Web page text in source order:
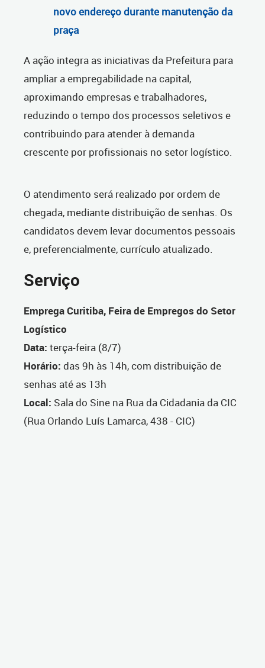
novo endereço durante manutenção da
praça
A ação integra as iniciativas da Prefeitura para
ampliar a empregabilidade na capital,
aproximando empresas e trabalhadores,
reduzindo o tempo dos processos seletivos e
contribuindo para atender à demanda
crescente por profissionais no setor logístico.
O atendimento será realizado por ordem de
chegada, mediante distribuição de senhas. Os
candidatos devem levar documentos pessoais
e, preferencialmente, currículo atualizado.
Serviço
Emprega Curitiba, Feira de Empregos do Setor
Logístico
Data: terça-feira (8/7)
Horário: das 9h às 14h, com distribuição de
senhas até as 13h
Local: Sala do Sine na Rua da Cidadania da CIC
(Rua Orlando Luís Lamarca, 438 - CIC)